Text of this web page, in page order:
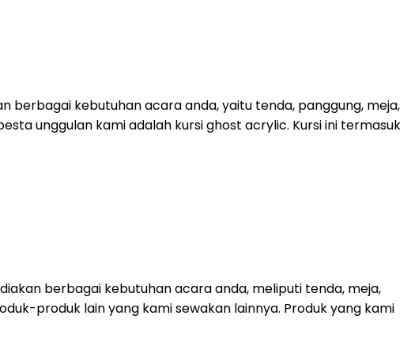
berbagai kebutuhan acara anda, yaitu tenda, panggung, meja,
unggulan kami adalah kursi ghost acrylic. Kursi ini termasuk
berbagai kebutuhan acara anda, meliputi tenda, meja,
produk lain yang kami sewakan lainnya. Produk yang kami